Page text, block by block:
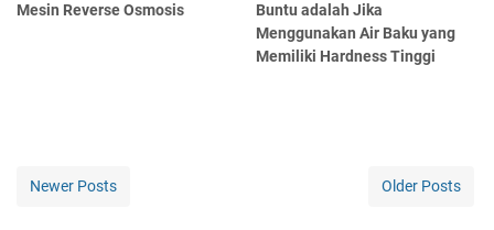
Mesin Reverse Osmosis
Buntu adalah Jika
Menggunakan Air Baku yang
Memiliki Hardness Tinggi
Newer Posts Older Posts